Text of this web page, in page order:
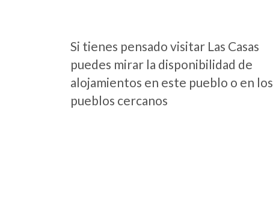
Si tienes pensado visitar Las Casas
puedes mirar la disponibilidad de
alojamientos en este pueblo o en los
pueblos cercanos